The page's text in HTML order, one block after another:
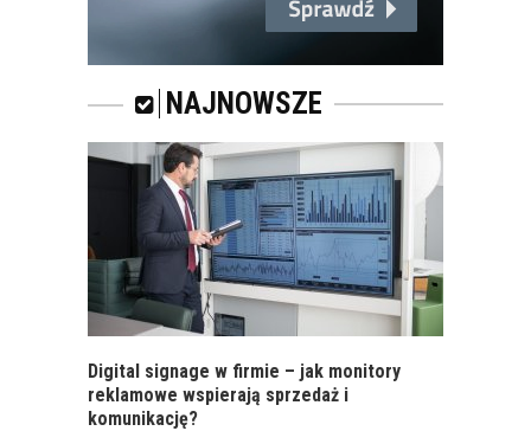
SPOTKAŃ
BIZNESOWYCH POD
LUPĄ: KTO? CO? I
NAJNOWSZE
Digital signage w firmie – jak monitory
reklamowe wspierają sprzedaż i
komunikację?